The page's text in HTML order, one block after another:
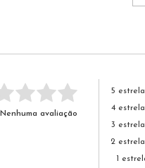
Nenhuma avaliação
5
4
3
2
1